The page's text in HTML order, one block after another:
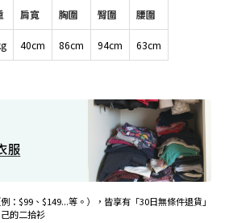
肩寬 胸圍 臀圍 腰圍
40cm 86cm 94cm 63cm
：$99、$149...等。），皆享有「30日無條件退貨」
的二拾衫